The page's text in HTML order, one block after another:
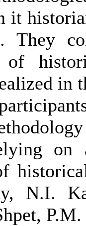
it
They
in
on
N.I.